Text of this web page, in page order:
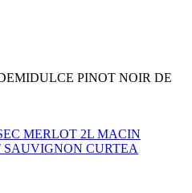
PINOT NOIR DE
MERLOT 2L MACIN
CURTEA